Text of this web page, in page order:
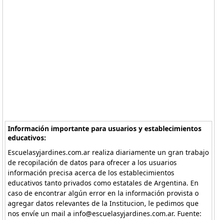
Información importante para usuarios y establecimientos
educativos:
Escuelasyjardines.com.ar realiza diariamente un gran trabajo
de recopilación de datos para ofrecer a los usuarios
información precisa acerca de los establecimientos
educativos tanto privados como estatales de Argentina. En
caso de encontrar algún error en la información provista o
agregar datos relevantes de la Institucion, le pedimos que
nos envíe un mail a info@escuelasyjardines.com.ar. Fuente: